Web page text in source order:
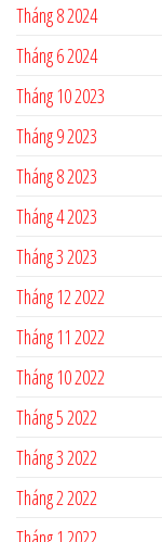
Tháng 8 2024
Tháng 6 2024
Tháng 10 2023
Tháng 9 2023
Tháng 8 2023
Tháng 4 2023
Tháng 3 2023
Tháng 12 2022
Tháng 11 2022
Tháng 10 2022
Tháng 5 2022
Tháng 3 2022
Tháng 2 2022